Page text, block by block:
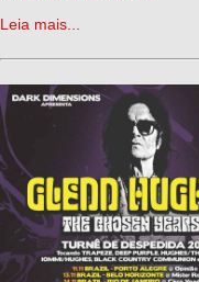
Leia mais...